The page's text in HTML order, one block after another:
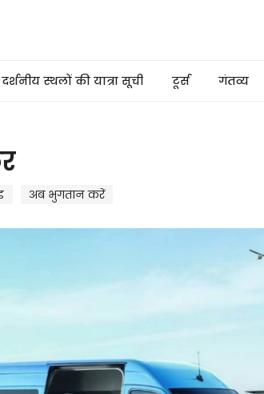
स्थलों की यात्रा सूची टूर्स गंतव्य
अब भुगतान करें